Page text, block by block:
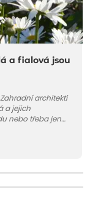
a fialová jsou
architekti
a jejich
nebo třeba jen
tónů